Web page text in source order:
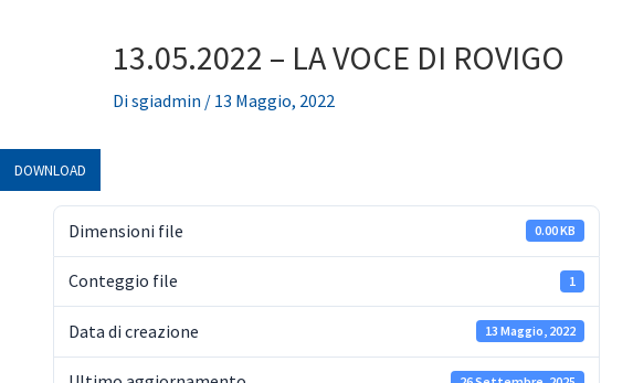
13.05.2022 – LA VOCE DI ROVIGO
Disgiadmin / 13 Maggio, 2022
DOWNLOAD
Dimensioni file 0.00 KB
Conteggio file 1
Data di creazione 13 Maggio, 2022